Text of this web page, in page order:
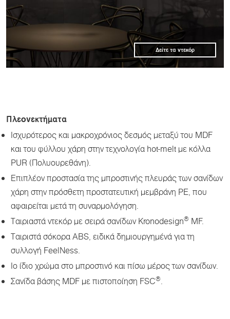
Δείτε τα ντεκόρ
Πλεονεκτήματα
Ισχυρότερος και μακροχρόνιος δεσμός μεταξύ του MDF
και του φύλλου χάρη στην τεχνολογία hot-melt με κόλλα
PUR (Πολυουρεθάνη).
Επιπλέον προστασία της μπροστινής πλευράς των σανίδων
χάρη στην πρόσθετη προστατευτική μεμβράνη PE, που
αφαιρείται μετά τη συναρμολόγηση.
Ταιριαστά ντεκόρ με σειρά σανίδων Kronodesign® MF.
Ταιριστά σόκορα ABS, ειδικά δημιουργημένά για τη
συλλογή FeelNess.
Ιο ίδιο χρώμα στο μπροστινό και πίσω μέρος των σανίδων.
Σανίδα βάσης MDF με πιστοποίηση FSC®.